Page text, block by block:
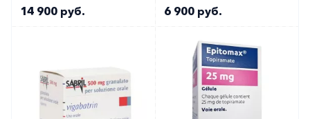
14 900 руб. 6 900 руб.